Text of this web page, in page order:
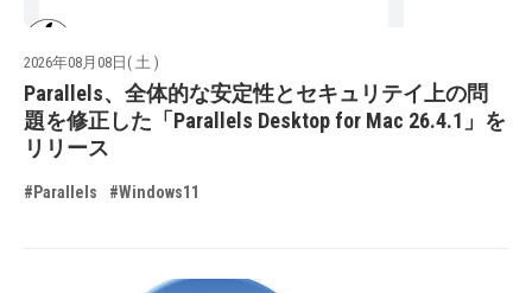
2026年08月08日( 土 )
Parallels、全体的な安定性とセキュリテイ上の問
題を修正した「Parallels Desktop for Mac 26.4.1」を
リリース
#Parallels #Windows11